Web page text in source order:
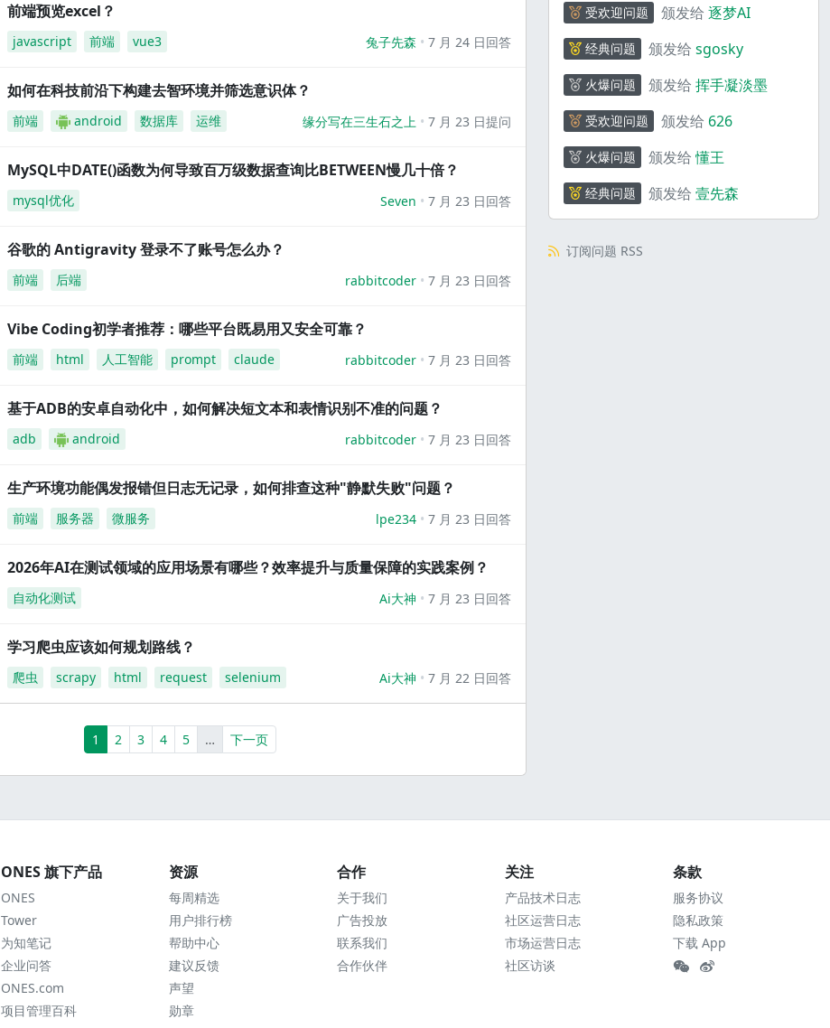
前端预览excel？
javascript 前端 vue3 兔子先森 7 月 24 日回答
如何在科技前沿下构建去智环境并筛选意识体？
前端 android 数据库 运维 缘分写在三生石之上 7 月 23 日提问
MySQL中DATE()函数为何导致百万级数据查询比BETWEEN慢几十倍？
mysql优化 Seven 7 月 23 日回答
谷歌的 Antigravity 登录不了账号怎么办？
前端 后端 rabbitcoder 7 月 23 日回答
Vibe Coding初学者推荐：哪些平台既易用又安全可靠？
前端 html 人工智能 prompt claude rabbitcoder 7 月 23 日回答
基于ADB的安卓自动化中，如何解决短文本和表情识别不准的问题？
adb android rabbitcoder 7 月 23 日回答
生产环境功能偶发报错但日志无记录，如何排查这种"静默失败"问题？
前端 服务器 微服务 lpe234 7 月 23 日回答
2026年AI在测试领域的应用场景有哪些？效率提升与质量保障的实践案例？
自动化测试 Ai大神 7 月 23 日回答
学习爬虫应该如何规划路线？
爬虫 scrapy html request selenium Ai大神 7 月 22 日回答
1 (current)
2 3 4 5 …More下一页
受欢迎问题 颁发给 逐梦AI
经典问题 颁发给 sgosky
火爆问题 颁发给 挥手凝淡墨
受欢迎问题 颁发给 626
火爆问题 颁发给 懂王
经典问题 颁发给 壹先森
订阅问题 RSS
ONES 旗下产品
ONES
Tower
为知笔记
企业问答
ONES.com
项目管理百科
资源
每周精选
用户排行榜
帮助中心
建议反馈
声望
勋章
合作
关于我们
广告投放
联系我们
合作伙伴
关注
产品技术日志
社区运营日志
市场运营日志
社区访谈
条款
服务协议
隐私政策
下载 App